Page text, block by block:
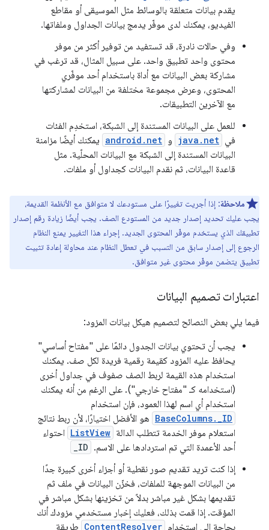
يقدم بيانات متعلقة بالوسائط مثل الموسيقى أو مقاطع
الفيديو، يمكنك لدى موفّر يدمج بيانات الجداول وملفاتها.
وفي حالات نادرة، قد تستفيد من توفير أكثر من موفر
محتوى واحد تطبيق واحد. على سبيل المثال، قد ترغب في
مشاركة بعض البيانات مع أداة باستخدام أحد موفّري
المحتوى، وعرض مجموعة مختلفة من البيانات لمشاركتها
مع الآخرين التطبيقات.
للعمل على البيانات المستندة إلى الشبكة، استخدِم الفئات
في java.net و android.net يمكنك أيضًا مزامنة
البيانات المستندة إلى الشبكة مع البيانات المحلّية. مثل
قاعدة البيانات، ثم نقدم البيانات كجداول أو ملفات.
ملاحظة: إذا أجريت تغييرًا على مستودعك لا متوافق مع الأنظمة القديمة،
يجب عليك تحديد إصدار جديد من المستودع الصف. يجب أيضًا زيادة رقم إصدار
تطبيقك الذي يستخدم موفّر المحتوى الجديد. إجراء هذا التغيير يمنع النظام
الرجوع إلى إصدار سابق من التسبب في تعطل النظام عند محاولة إعادة تثبيت
تطبيق يتضمن موفّر محتوى غير متوافق.
اعتبارات تصميم البيانات
فيما يلي بعض النصائح لتصميم هيكل بيانات المزود:
يجب أن تحتوي بيانات الجدول دائمًا على "مفتاح أساسي"
يحافظ عليه المزود كقيمة رقمية فريدة لكل صف. يمكنك
استخدام هذه القيمة لربط الصف صفوف في جداول أخرى
(استخدامه كـ "مفتاح خارجي"). على الرغم من أنه يمكنك
استخدام أي اسم لهذا العمود، فإن استخدام
BaseColumns._ID هو الأفضل اختيارًا، لأن ربط نتائج
استعلام موفر الخدمة تتطلب الدالة ListView احتواء
أحد الأعمدة التي تم استردادها على الاسم. _ID
إذا كنت تريد تقديم صور نقطية أو أجزاء أخرى كبيرة جدًا
من البيانات الموجهة للملفات، فخزّن البيانات في ملف ثم
تقديمها بشكل غير مباشر بدلاً من تخزينها بشكل مباشر في
المؤقت. إذا قمت بذلك، فعليك إخبار مستخدمي مزودك أنك
بحاجة إلى استخدام ContentResolver طريقة